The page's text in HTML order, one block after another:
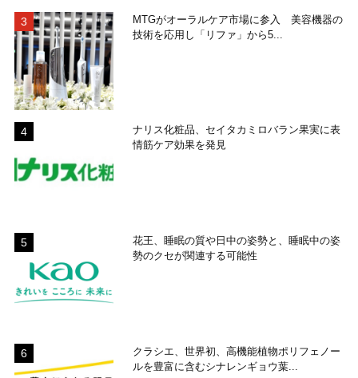
MTGがオーラルケア市場に参入 美容機器の
技術を応用し「リファ」から5...
ナリス化粧品、セイタカミロバラン果実に表
情筋ケア効果を発見
花王、睡眠の質や日中の姿勢と、睡眠中の姿
勢のクセが関連する可能性
クラシエ、世界初、高機能植物ポリフェノー
ルを豊富に含むシナレンギョウ葉...